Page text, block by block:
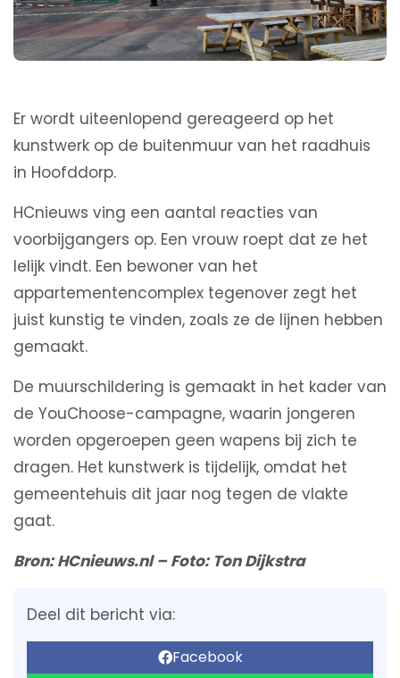
Er wordt uiteenlopend gereageerd op het
kunstwerk op de buitenmuur van het raadhuis
in Hoofddorp.
HCnieuws ving een aantal reacties van
voorbijgangers op. Een vrouw roept dat ze het
lelijk vindt. Een bewoner van het
appartementencomplex tegenover zegt het
juist kunstig te vinden, zoals ze de lijnen hebben
gemaakt.
De muurschildering is gemaakt in het kader van
de YouChoose-campagne, waarin jongeren
worden opgeroepen geen wapens bij zich te
dragen. Het kunstwerk is tijdelijk, omdat het
gemeentehuis dit jaar nog tegen de vlakte
gaat.
Bron: HCnieuws.nl – Foto: Ton Dijkstra
Deel dit bericht via:
Facebook